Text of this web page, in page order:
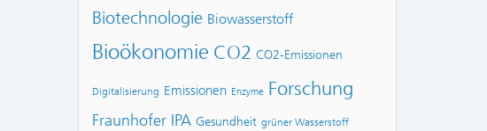
Biotechnologie Biowasserstoff
Bioökonomie CO2 CO2-Emissionen
Digitalisierung Emissionen Enzyme Forschung
Fraunhofer IPA Gesundheit grüner Wasserstoff